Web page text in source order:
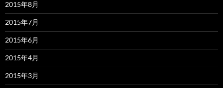
2015年8月
2015年7月
2015年6月
2015年4月
2015年3月